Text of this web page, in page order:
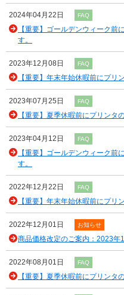
2024年04月22日 FAQ
【重要】ゴールデンウィーク前
す。
2023年12月08日 FAQ
【重要】年末年始休暇前にプリ
2023年07月25日 FAQ
【重要】夏季休暇前にプリンタ
2023年04月12日 FAQ
【重要】ゴールデンウィーク前
す。
2022年12月22日 FAQ
【重要】年末年始休暇前にプリ
2022年12月01日 お知らせ
商品価格改定のご案内：2023年
2022年08月01日 FAQ
【重要】夏季休暇前にプリンタ